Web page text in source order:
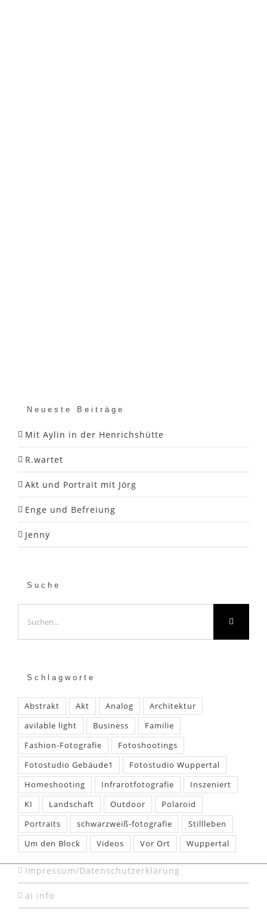
Neueste Beiträge
Mit Aylin in der Henrichshütte
R.wartet
Akt und Portrait mit Jörg
Enge und Befreiung
Jenny
Suche
nach:
Schlagworte
Abstrakt Akt Analog
Architektur
avilable light
Business
Familie
Fashion-Fotografie
Fotoshootings
Fotostudio Gebäude1
Fotostudio Wuppertal
Homeshooting
Infrarotfotografie
Inszeniert
KI
Landschaft Outdoor
Polaroid
Portraits
schwarzweiß-fotografie
Stillleben
Um den Block
Videos Vor Ort Wuppertal
Impressum/Datenschutzerklärung
ai info